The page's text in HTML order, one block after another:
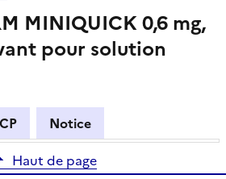
MINIQUICK 0,6 mg,
pour solution
Notice
Haut de page